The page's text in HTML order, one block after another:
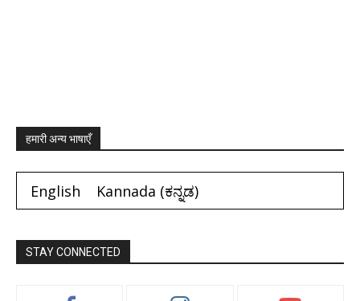
हमारी अन्य भाषाएँ
English Kannada (ಕನ್ನಡ)
STAY CONNECTED